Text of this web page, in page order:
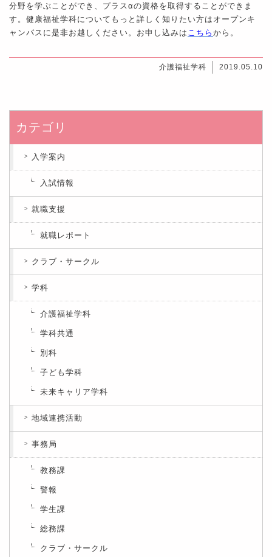
分野を学ぶことができ、プラスαの資格を取得することができま
す。健康福祉学科についてもっと詳しく知りたい方はオープンキ
ャンパスに是非お越しください。お申し込みは こちら から。
介護福祉学科 2019.05.10
カテゴリ
入学案内
入試情報
就職支援
就職レポート
クラブ・サークル
学科
介護福祉学科
学科共通
別科
子ども学科
未来キャリア学科
地域連携活動
事務局
教務課
警報
学生課
総務課
クラブ・サークル